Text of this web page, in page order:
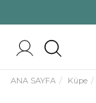
ANA SAYFA Küpe